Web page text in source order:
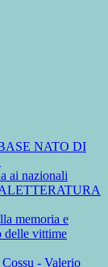
NATO DI
ai nazionali
memoria e
delle vittime
- Valerio